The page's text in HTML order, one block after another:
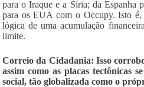
para o Iraque e a Síria; da Espanha
para os EUA com o Occupy. Isto é,
lógica de uma acumulação
limite.
Correio da Cidadania: Isso
assim como as placas tectônicas
social, tão globalizada como o